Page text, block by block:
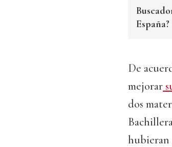
España?
De
mejorar
dos
hubieran